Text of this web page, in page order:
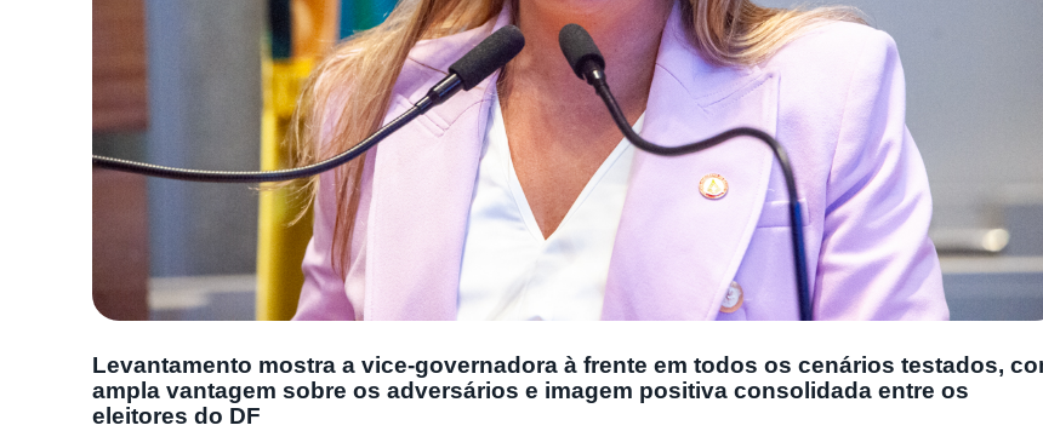
Levantamento mostra a vice-governadora à frente em todos os cenários testados,
ampla vantagem sobre os adversários e imagem positiva consolidada entre os
eleitores do DF